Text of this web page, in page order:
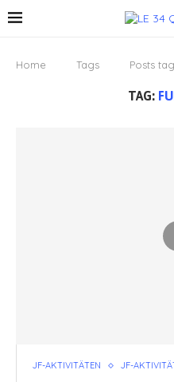
Home Tags Posts
TAG:
JF-AKTIVITÄTEN JF-